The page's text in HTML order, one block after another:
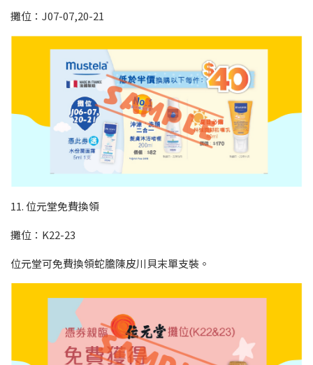
攤位：J07-07,20-21
11. 位元堂免費換領
攤位：K22-23
位元堂可免費換領蛇膽陳皮川貝末單支裝。